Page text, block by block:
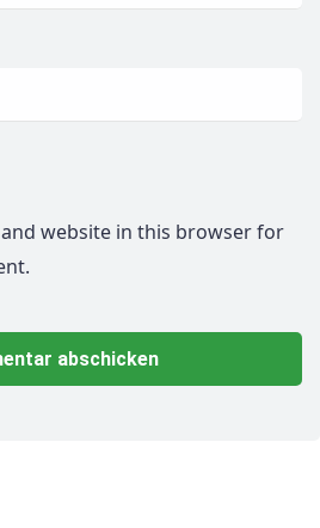
and website in this browser for